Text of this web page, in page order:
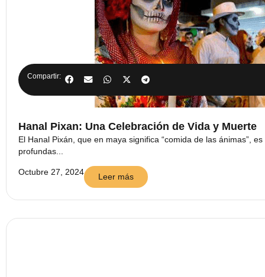
Compartir:
Hanal Pixan: Una Celebración de Vida y Muerte
El Hanal Pixán, que en maya significa “comida de las ánimas”,
profundas...
Octubre 27, 2024 Leer más